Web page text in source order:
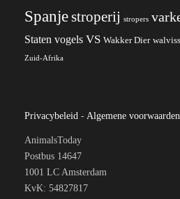
Spanjestroperij stropers
Staten vogels VS Wakker Dier
Zuid-Afrika
Privacybeleid - Algemene voorwaarden
AnimalsToday
Postbus 14647
1001 LC Amsterdam
KvK: 54827817